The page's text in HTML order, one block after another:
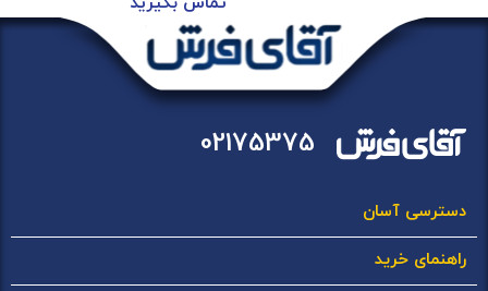
02175375
دسترسی آسان
راهنمای خرید